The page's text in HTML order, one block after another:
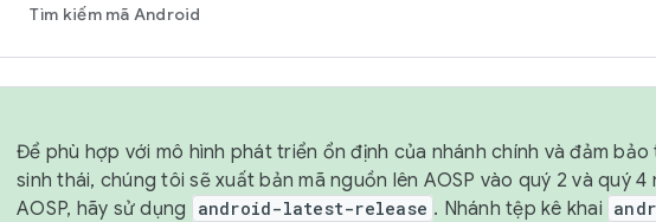
Tìm kiếm mã Android
Để phù hợp với mô hình phát triển ổn định của nhánh chính và đảm
sinh thái, chúng tôi sẽ xuất bản mã nguồn lên AOSP vào quý 2 và quý
AOSP, hãy sử dụng
android-latest-release . Nhánh tệp kê khai